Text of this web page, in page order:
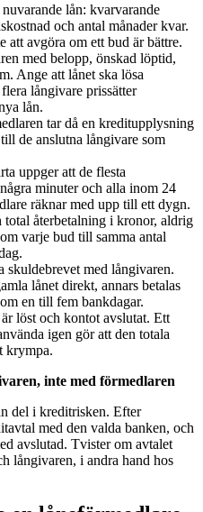
lån: kvarvarande
och antal månader kvar.
att avgöra om ett bud är bättre.
med belopp, önskad löptid,
Ange att lånet ska lösa
långivare prissätter
lån.
tar då en kreditupplysning
de anslutna långivare som
uppger att de flesta
minuter och alla inom 24
räknar med upp till ett dygn.
återbetalning i kronor, aldrig
varje bud till samma antal
skuldebrevet med långivaren.
lånet direkt, annars betalas
en till fem bankdagar.
löst och kontot avslutat. Ett
igen gör att den totala
krympa.
inte med förmedlaren
del i kreditrisken. Efter
med den valda banken, och
avslutad. Tvister om avtalet
långivaren, i andra hand hos